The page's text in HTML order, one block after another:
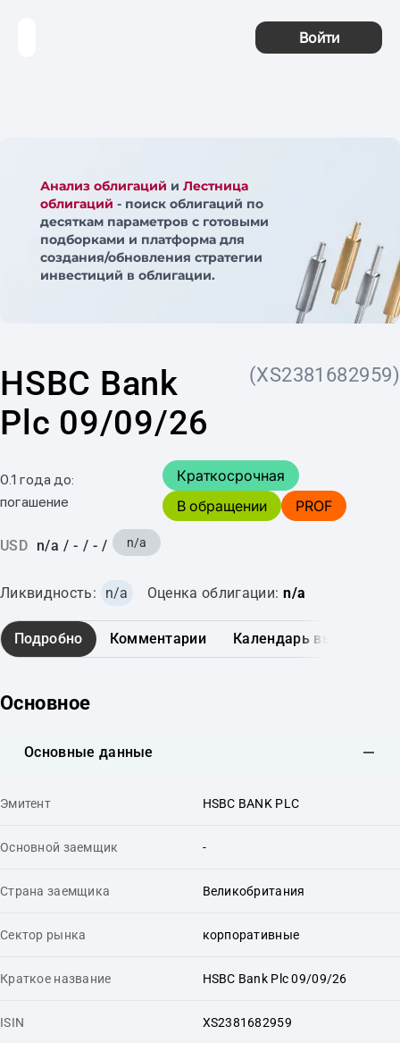
Войти
Анализ облигаций и Лестница
облигаций - поиск облигаций по
десяткам параметров с готовыми
подборками и платформа для
создания/обновления стратегии
инвестиций в облигации.
HSBC Bank
Plc 09/09/26
(XS2381682959)
0.1 года до:
погашение
Краткосрочная
В обращении
PROF
USD n/a / - / - / n/a
Ликвидность: n/a Оценка облигации: n/a
Подробно Комментарии Календарь выплат
Основное
Основные данные
Эмитент HSBC BANK PLC
Основной заемщик -
Страна заемщика Великобритания
Сектор рынка корпоративные
Краткое название HSBC Bank Plc 09/09/26
ISIN XS2381682959